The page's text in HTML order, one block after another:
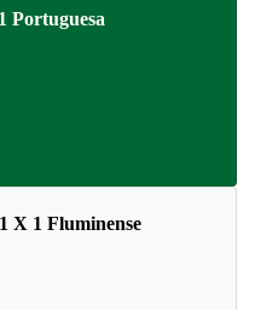
Portuguesa
X 1 Fluminense